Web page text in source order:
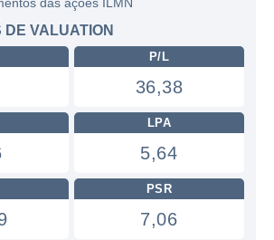
DE VALUATION
P/L
36,38
LPA
5,64
PSR
7,06